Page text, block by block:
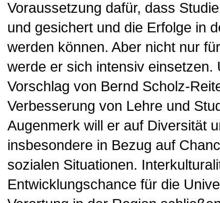
Voraussetzung dafür, dass
und gesichert und die Erfolge in
werden können. Aber nicht nur
werde er sich intensiv
Vorschlag von Bernd Scholz-
Verbesserung von Lehre und
Augenmerk will er auf Diversität
insbesondere in Bezug auf
sozialen Situationen.
Entwicklungschance für die